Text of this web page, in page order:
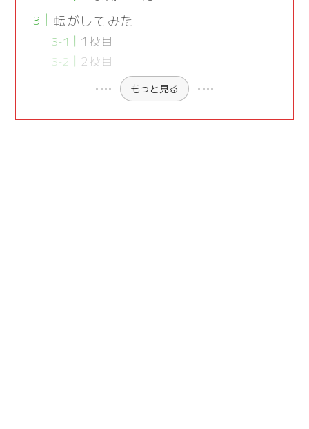
転がしてみた
1投目
2投目
もっと見る